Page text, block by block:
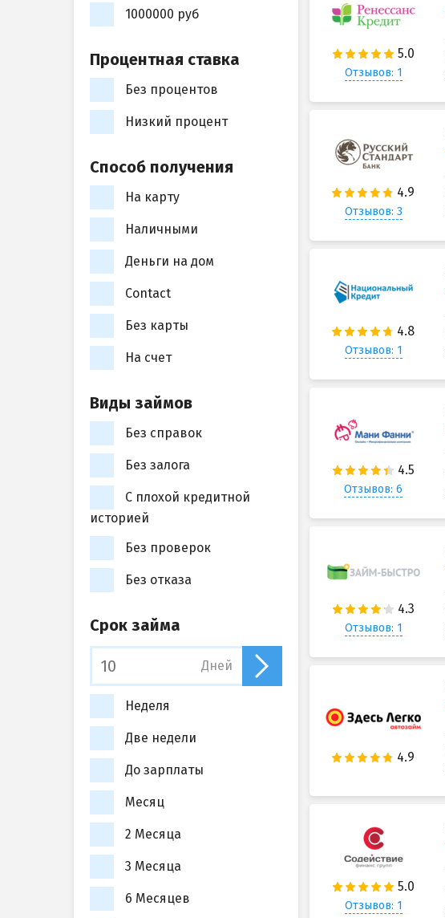
Отзывов: 1
Отзывов: 3
Отзывов: 1
Отзывов: 6
Отзывов: 1
Отзывов: 1
1000000 руб
Процентная ставка
Без процентов
Низкий процент
Способ получения
На карту
Наличными
Деньги на дом
Contact
Без карты
На счет
Виды займов
Без справок
Без залога
С плохой кредитной
историей
Без проверок
Без отказа
Срок займа
Дней
Неделя
Две недели
До зарплаты
Месяц
2 Месяца
3 Месяца
6 Месяцев